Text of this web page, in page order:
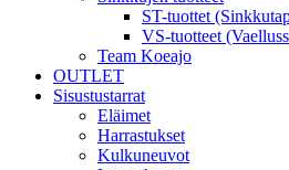
ST-tuottet
VS-tuotteet
Team Koeajo
OUTLET
Sisustustarrat
Eläimet
Harrastukset
Kulkuneuvot